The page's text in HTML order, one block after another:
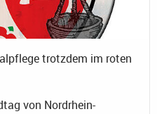
trotzdem im roten
von Nordrhein-